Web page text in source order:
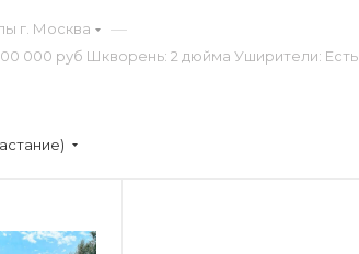
г. Москва —
000 руб Шкворень: 2 дюйма Уширители: Есть